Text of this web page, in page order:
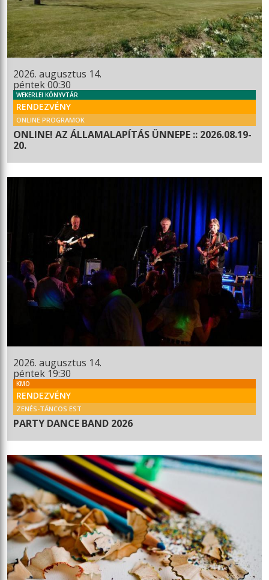
2026. augusztus 14.
péntek 00:30
WEKERLEI KÖNYVTÁR
RENDEZVÉNY
ONLINE PROGRAMOK
ONLINE! AZ ÁLLAMALAPÍTÁS ÜNNEPE :: 2026.08.19-
20.
2026. augusztus 14.
péntek 19:30
KMO
RENDEZVÉNY
ZENÉS-TÁNCOS EST
PARTY DANCE BAND 2026